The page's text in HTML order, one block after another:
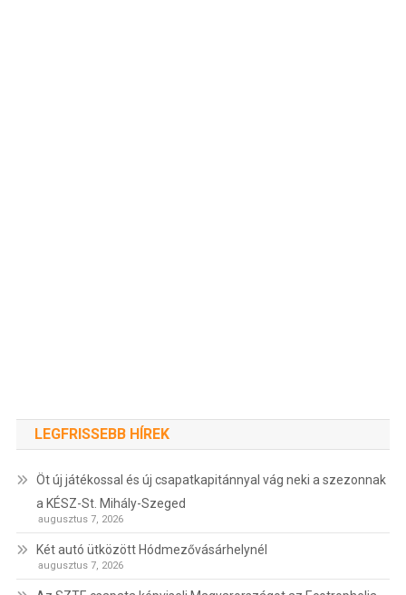
LEGFRISSEBB HÍREK
Öt új játékossal és új csapatkapitánnyal vág neki a szezonnak
a KÉSZ-St. Mihály-Szeged
augusztus 7, 2026
Két autó ütközött Hódmezővásárhelynél
augusztus 7, 2026